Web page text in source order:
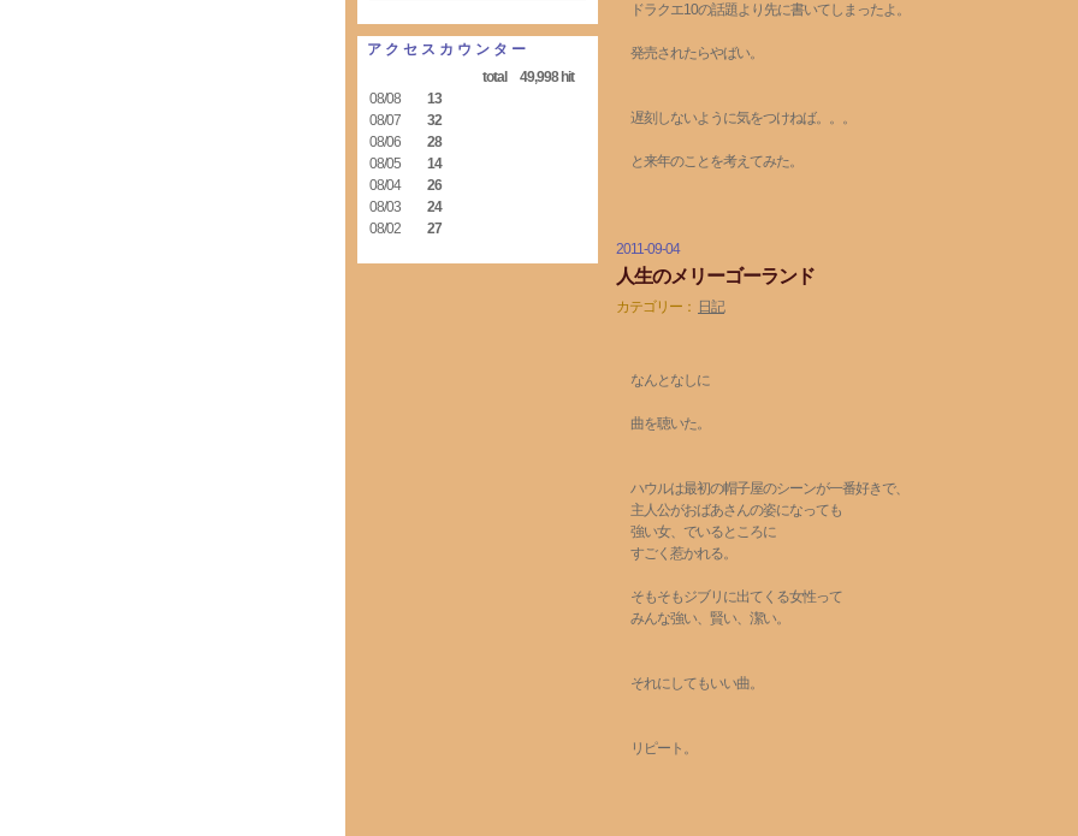
アクセスカウンター
total 49,998 hit
08/08
13
08/07
32
08/06
28
08/05
14
08/04
26
08/03
24
08/02
27
ドラクエ10の話題より先に書いてしまったよ。
発売されたらやばい。
遅刻しないように気をつけねば。。。
と来年のことを考えてみた。
2011-09-04
人生のメリーゴーランド
カテゴリー： 日記
なんとなしに
曲を聴いた。
ハウルは最初の帽子屋のシーンが一番好きで、
主人公がおばあさんの姿になっても
強い女、でいるところに
すごく惹かれる。
そもそもジブリに出てくる女性って
みんな強い、賢い、潔い。
それにしてもいい曲。
リピート。